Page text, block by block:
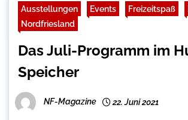
Ausstellungen Events Freizeitspaß
Nordfriesland
Das Juli-Programm im
Speicher
NF-Magazine 22. Juni 2021